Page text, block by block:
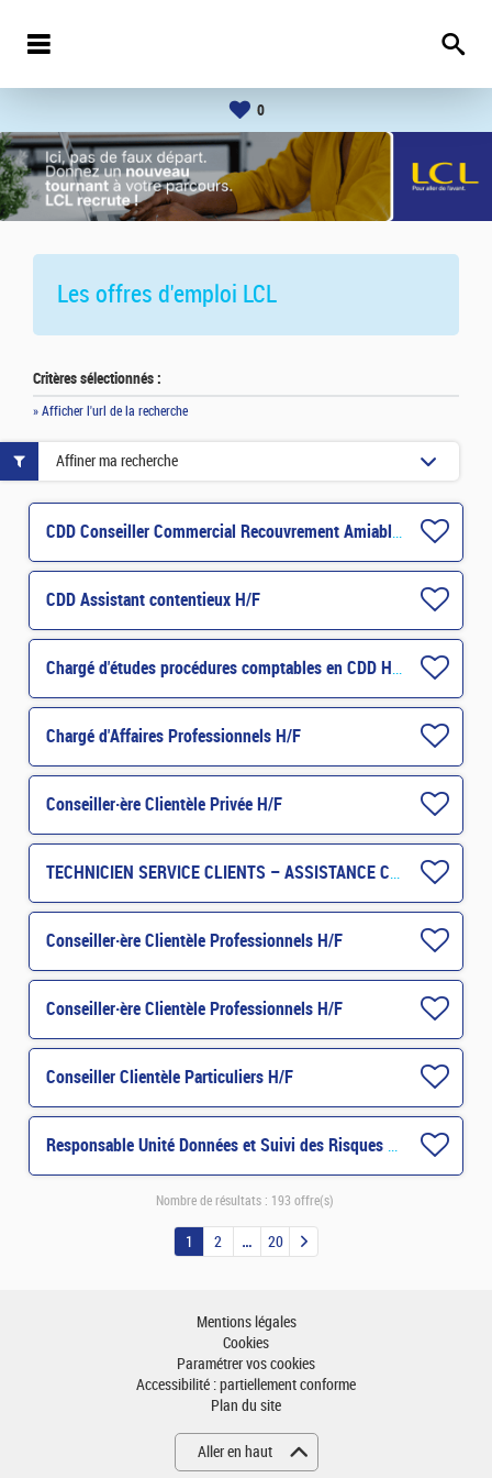
0
Les offres d'emploi LCL
Critères sélectionnés :
» Afficher l'url de la recherche
CDD Conseiller Commercial Recouvrement Amiable H/F
CDD Assistant contentieux H/F
Chargé d'études procédures comptables en CDD H/F
Chargé d'Affaires Professionnels H/F
Conseiller·ère Clientèle Privée H/F
TECHNICIEN SERVICE CLIENTS – ASSISTANCE CLIENT OUTILS DIGITAUX CDD - NOISY (93) H/F
Conseiller·ère Clientèle Professionnels H/F
Conseiller·ère Clientèle Professionnels H/F
Conseiller Clientèle Particuliers H/F
Responsable Unité Données et Suivi des Risques H/F
Affiner ma recherche
Nombre de résultats : 193 offre(s)
1 2 20
Mentions légales
Cookies
Paramétrer vos cookies
Accessibilité : partiellement conforme
Plan du site
Aller en haut